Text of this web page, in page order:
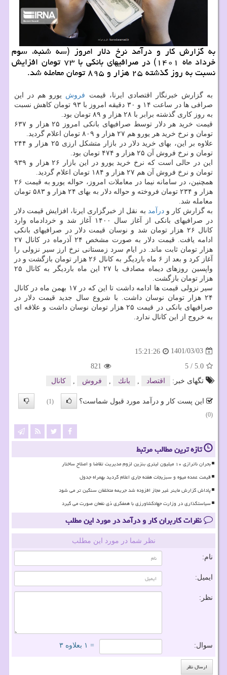
به گزارش کار و درآمد نرخ دلار امروز (سه شنبه، سوم
خرداد ماه ۱۴۰۱) در صرافیهای بانکی با ۷۳ تومان افزایش
نسبت به روز گذشته ۲۵ هزار و ۸۹۵ تومان معامله شد.
به گزارش خبرنگار اقتصادی ایرنا، قیمت فروش یورو هم در این
صرافی ها در ساعت ۱۴ و ۳۰ دقیقه امروز با ۹۳ تومان کاهش نسبت
به روز کاری گذشته برابر با ۲۸ هزار و ۸۹ تومان بود.
قیمت خرید هر دلار توسط صرافیهای بانکی امروز ۲۵ هزار و ۶۳۷
تومان و نرخ خرید هر یورو هم ۲۷ هزار و ۸۰۹ تومان اعلام گردید.
علاوه بر این، بهای خرید دلار در بازار متشکل ارزی ۲۵ هزار و ۲۴۴
تومان و نرخ فروش آن ۲۵ هزار و ۴۷۴ تومان بود.
این در حالی است که نرخ خرید یورو در این بازار ۲۶ هزار و ۹۳۹
تومان و نرخ فروش آن هم ۲۷ هزار و ۱۸۴ تومان اعلام گردید.
همچنین، در سامانه نیما در معاملات امروز، حواله یورو به قیمت ۲۶
هزار و ۲۳۴ تومان فروخته و حواله دلار به بهای ۲۴ هزار و ۵۸۳ تومان
معامله شد.
به گزارش کار ودرآمد به نقل از خبرگزاری ایرنا، افزایش قیمت دلار
در صرافیهای بانکی از آغاز سال ۱۴۰۰ آغاز شد و خردادماه وارد
کانال ۲۶ هزار تومان شد و نوسان قیمت دلار در صرافیهای بانکی
ادامه یافت. قیمت دلار به صورت مشخص ۲۴ آذرماه در کانال ۲۷
هزار تومان ثابت ماند. در ایام سرد زمستانی نرخ ارز سیر نزولی را
آغاز کرد و بعد از ۶ ماه باردیگر به کانال ۲۶ هزار تومان بازگشت و در
واپسین روزهای دیماه مصادف با ۲۷ این ماه باردیگر به کانال ۲۵
هزار تومان بازگشت.
سیر نزولی قیمت ها ادامه داشت تا این که در ۱۷ بهمن ماه در کانال
۲۴ هزار تومان نوسان داشت. با شروع سال جدید قیمت دلار در
صرافیهای بانکی در قیمت ۲۵ هزار تومان نوسان داشت و علاقه ای
به خروج از این کانال ندارد.
1401/03/03
15:21:26
5.0
/
5
821
تگهای خبر:
اقتصاد , بانك , فروش , كانال
این پست کار و درآمد مورد قبول شماست؟
(1)
(0)
تازه ترین مطالب مرتبط
بحران ناترازی ۱۰ میلیون لیتری بنزین لزوم مدیریت تقاضا و اصلاح ساختار
قیمت عمده میوه و سبزیجات هفته جاری اعلام گردید بهمراه جدول
پاداش گزارش ماینر غیر مجاز افزوده شد جریمه متخلفان سنگین تر می شود
سیاستگذاری در وزارت جهادکشاورزی با همفکری ذی نفعان صورت می گیرد
نظرات کاربران کار و درآمد در مورد این مطلب
نظر شما در مورد این مطلب
نام:
ایمیل:
نظر:
سوال: = ۱ بعلاوه ۳